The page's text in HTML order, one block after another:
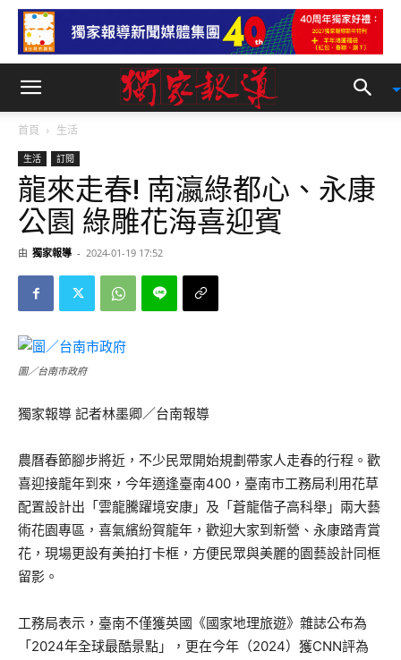
首頁 生活
生活 訂閱
龍來走春! 南瀛綠都心、永康
公園 綠雕花海喜迎賓
由 獨家報導 - 2024-01-19 17:52
圖／台南市政府
獨家報導 記者林墨卿／台南報導
農曆春節腳步將近，不少民眾開始規劃帶家人走春的行程。歡
喜迎接龍年到來，今年適逢臺南400，臺南市工務局利用花草
配置設計出「雲龍騰躍境安康」及「蒼龍偕子高科舉」兩大藝
術花園專區，喜氣繽紛賀龍年，歡迎大家到新營、永康踏青賞
花，現場更設有美拍打卡框，方便民眾與美麗的園藝設計同框
留影。
工務局表示，臺南不僅獲英國《國家地理旅遊》雜誌公布為
「2024年全球最酷景點」，更在今年（2024）獲CNN評為